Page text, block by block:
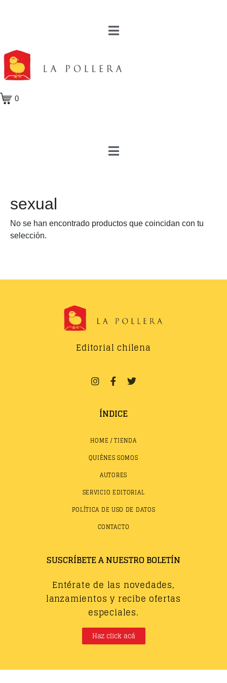
0
sexual
No se han encontrado productos que coincidan con tu
selección.
Editorial chilena
ÍNDICE
HOME / TIENDA
QUIÉNES SOMOS
AUTORES
SERVICIO EDITORIAL
POLÍTICA DE USO DE DATOS
CONTACTO
SUSCRÍBETE A NUESTRO BOLETÍN
Entérate de las novedades,
lanzamientos y recibe ofertas
especiales.
Haz click acá